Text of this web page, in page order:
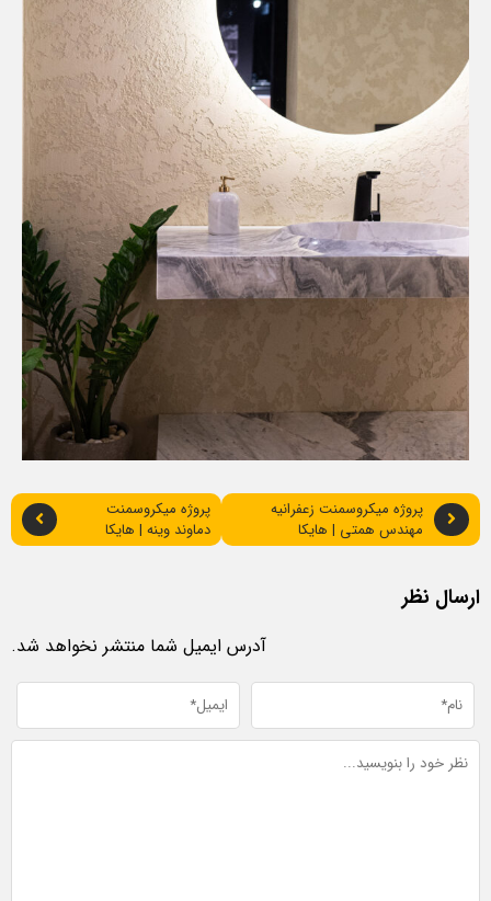
پروژه میکروسمنت زعفرانیه
مهندس همتی | هایکا
پروژه میکروسمنت
دماوند وینه | هایکا
ارسال نظر
آدرس ایمیل شما منتشر نخواهد شد.